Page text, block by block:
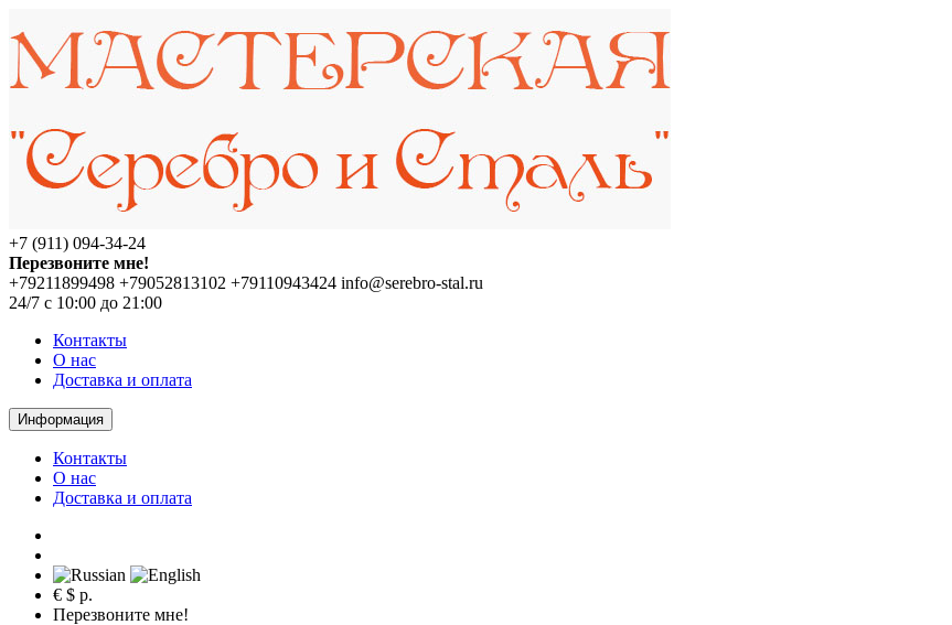
+7 (911) 094-34-24
Перезвоните мне!
+79211899498 +79052813102 +79110943424 info@serebro-stal.ru
24/7 с 10:00 до 21:00
Контакты
О нас
Доставка и оплата
Информация
Контакты
О нас
Доставка и оплата
€ $ р.
Перезвоните мне!